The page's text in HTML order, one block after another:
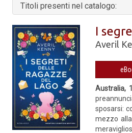
Titoli presenti nel catalogo:
I
Averil
Australia,
sposarsi:
mezzo